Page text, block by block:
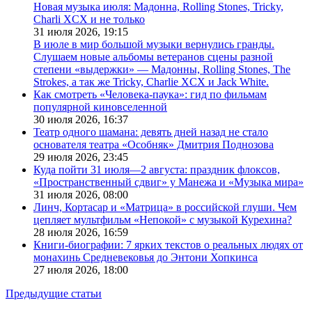
Новая музыка июля: Мадонна, Rolling Stones, Tricky,
Charli XCX и не только
31 июля 2026, 19:15
В июле в мир большой музыки вернулись гранды.
Слушаем новые альбомы ветеранов сцены разной
степени «выдержки» — Мадонны, Rolling Stones, The
Strokes, а так же Tricky, Charlie XCX и Jack White.
Как смотреть «Человека-паука»: гид по фильмам
популярной киновселенной
30 июля 2026, 16:37
Театр одного шамана: девять дней назад не стало
основателя театра «Особняк» Дмитрия Поднозова
29 июля 2026, 23:45
Куда пойти 31 июля—2 августа: праздник флоксов,
«Пространственный сдвиг» у Манежа и «Музыка мира»
31 июля 2026, 08:00
Линч, Кортасар и «Матрица» в российской глуши. Чем
цепляет мультфильм «Непокой» с музыкой Курехина?
28 июля 2026, 16:59
Книги-биографии: 7 ярких текстов о реальных людях от
монахинь Средневековья до Энтони Хопкинса
27 июля 2026, 18:00
Предыдущие статьи